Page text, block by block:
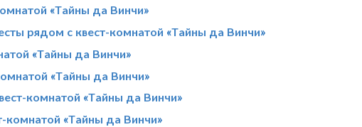
«Тайны да Винчи»
рядом с квест-комнатой «Тайны да Винчи»
«Тайны да Винчи»
«Тайны да Винчи»
комнатой «Тайны да Винчи»
комнатой «Тайны да Винчи»